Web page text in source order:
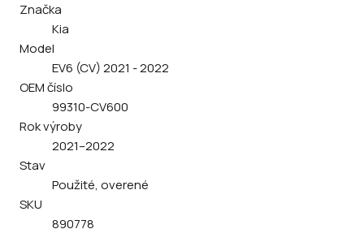
Značka
Kia
Model
EV6 (CV) 2021 - 2022
OEM číslo
99310-CV600
Rok výroby
2021–2022
Stav
Použité, overené
SKU
890778